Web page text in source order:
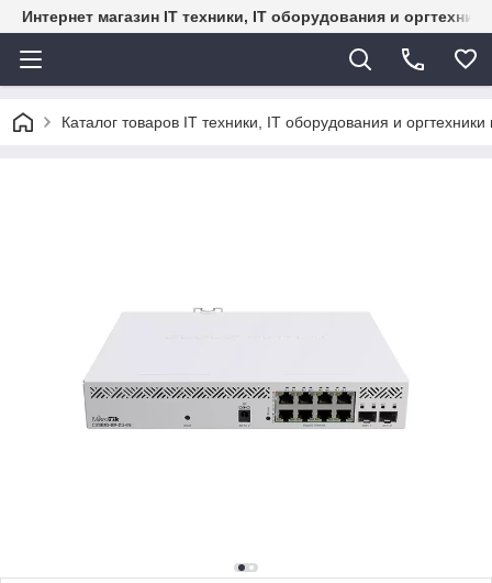
Интернет магазин IT техники, IT оборудования и
Каталог товаров IT техники, IT оборудования и